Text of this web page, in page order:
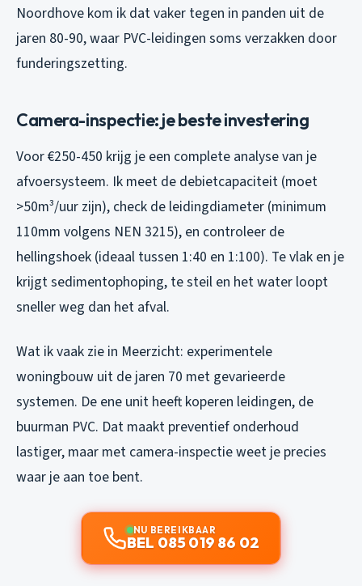
Noordhove kom ik dat vaker tegen in panden uit de
jaren 80-90, waar PVC-leidingen soms verzakken door
funderingszetting.
Camera-inspectie: je beste investering
Voor €250-450 krijg je een complete analyse van je
afvoersysteem. Ik meet de debietcapaciteit (moet
>50m³/uur zijn), check de leidingdiameter (minimum
110mm volgens NEN 3215), en controleer de
hellingshoek (ideaal tussen 1:40 en 1:100). Te vlak en je
krijgt sedimentophoping, te steil en het water loopt
sneller weg dan het afval.
Wat ik vaak zie in Meerzicht: experimentele
woningbouw uit de jaren 70 met gevarieerde
systemen. De ene unit heeft koperen leidingen, de
buurman PVC. Dat maakt preventief onderhoud
lastiger, maar met camera-inspectie weet je precies
waar je aan toe bent.
NU BEREIKBAAR
BEL 085 019 86 02